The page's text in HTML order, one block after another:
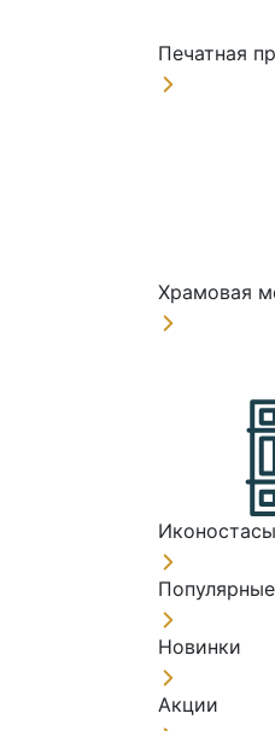
Печатная
Храмовая
Иконостасы
Новинки
Акции